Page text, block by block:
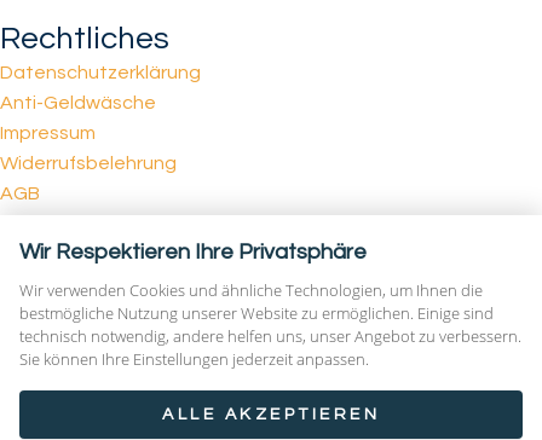
Rechtliches
Datenschutzerklärung
Anti-Geldwäsche
Impressum
Widerrufsbelehrung
AGB
Kontakt
14193 Berlin
+49 30 346 46 13 00
kontakt@elbe-spree-berlin.com
© 2026 A. & A. Rittel GmbH. Alle Rechte vorbehalten –
Wir Respektieren Ihre Privatsphäre
Wir verwenden Cookies und ähnliche Technologien, um Ihnen die
bestmögliche Nutzung unserer Website zu ermöglichen. Einige sind
technisch notwendig, andere helfen uns, unser Angebot zu verbessern.
Sie können Ihre Einstellungen jederzeit anpassen.
ALLE AKZEPTIEREN